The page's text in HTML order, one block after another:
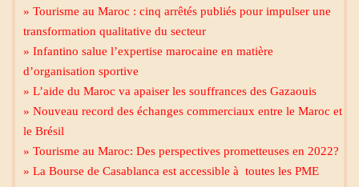
» Tourisme au Maroc : cinq arrêtés publiés pour impulser une
transformation qualitative du secteur
» Infantino salue l’expertise marocaine en matière
d’organisation sportive
» L’aide du Maroc va apaiser les souffrances des Gazaouis
» Nouveau record des échanges commerciaux entre le Maroc et
le Brésil
» Tourisme au Maroc: Des perspectives prometteuses en 2022?
» La Bourse de Casablanca est accessible à toutes les PME